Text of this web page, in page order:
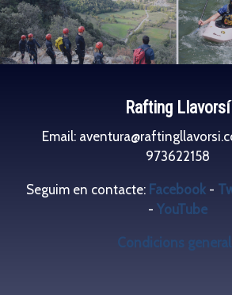
Rafting Llavorsí
Email:
973622158
Seguim en contacte: Facebook -
- YouTube
Condicions